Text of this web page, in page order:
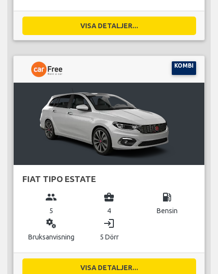
VISA DETALJER...
KOMBI
FIAT TIPO ESTATE
group
5
business_center
4
local_gas_station
Bensin
miscellaneous_services
Bruksanvisning
login
5 Dörr
VISA DETALJER...